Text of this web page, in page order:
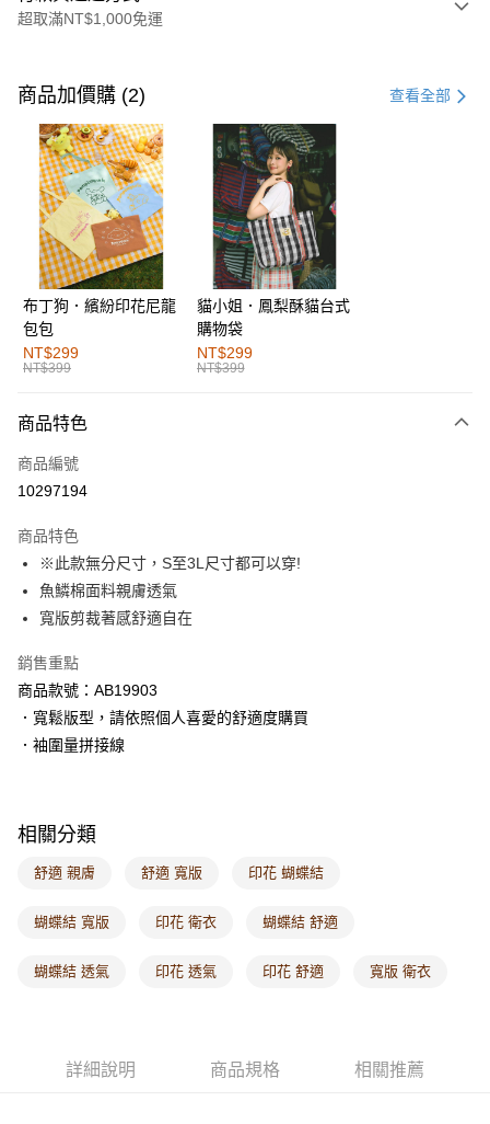
超取滿NT$1,000免運
信用卡一次付款
購物金
超商取貨付款
LINE Pay
街口支付
運送方式
全家取貨付款
每筆NT$60，滿NT$1,000(含以上)免運費
付款後全家取貨
萊爾富取貨付款
付款後萊爾富取貨
每筆NT$60，滿NT$1,000(含以上)免運費
7-11取貨付款
每筆NT$60，滿NT$1,000(含以上)免運費
付款後7-11取貨
每筆NT$60，滿NT$1,000(含以上)免運費
付款後門市自取
每筆NT$60，滿NT$1,000(含以上)免運費
商品加價購 (2) 查看全部
布丁狗．繽紛印花尼龍
包包
NT$299
NT$399
貓小姐．鳳梨酥貓台式
購物袋
NT$299
NT$399
商品特色
商品編號
10297194
商品特色
※此款無分尺寸，S至3L尺寸都可以穿!
魚鱗棉面料親膚透氣
寬版剪裁著感舒適自在
銷售重點
商品款號：AB19903
．寬鬆版型，請依照個人喜愛的舒適度購買
．袖圍量拼接線
相關分類
舒適 親膚 舒適 寬版 印花 蝴蝶結
蝴蝶結 寬版 印花 衛衣 蝴蝶結 舒適
蝴蝶結 透氣 印花 透氣 印花 舒適 寬版 衛衣
詳細說明 商品規格 相關推薦